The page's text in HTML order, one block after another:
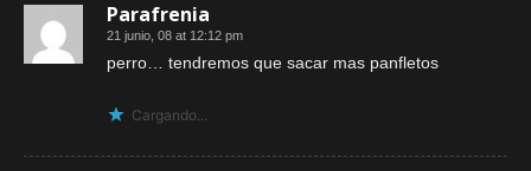
Parafrenia
21 junio, 08 at 12:12 pm
perro… tendremos que sacar mas panfletos
Cargando...